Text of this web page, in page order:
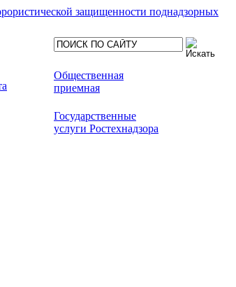
защищенности поднадзорных
Общественная
приемная
Государственные
услуги Ростехнадзора